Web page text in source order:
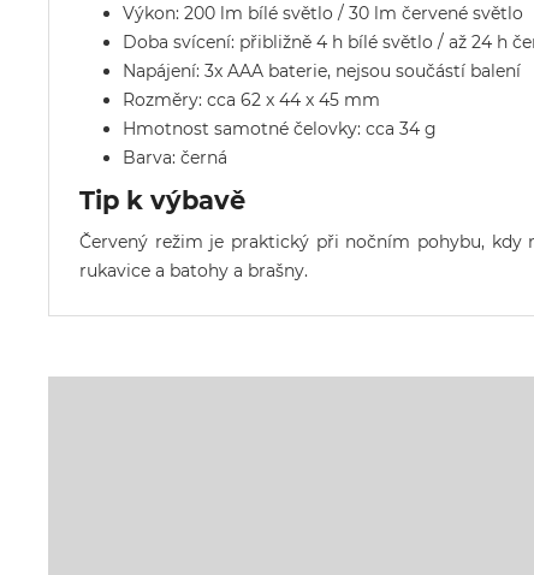
Výkon: 200 lm bílé světlo / 30 lm červené světlo
Doba svícení: přibližně 4 h bílé světlo / až 24 h
Napájení: 3x AAA baterie, nejsou součástí balení
Rozměry: cca 62 x 44 x 45 mm
Hmotnost samotné čelovky: cca 34 g
Barva: černá
Tip k výbavě
Červený režim je praktický při nočním pohybu, kdy
rukavice a batohy a brašny.